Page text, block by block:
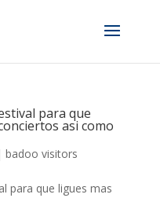
para que
asi­ como
badoo visitors
para que ligues mas